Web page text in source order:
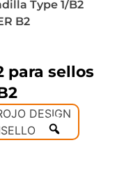
Type 1/B2
B2
para sellos